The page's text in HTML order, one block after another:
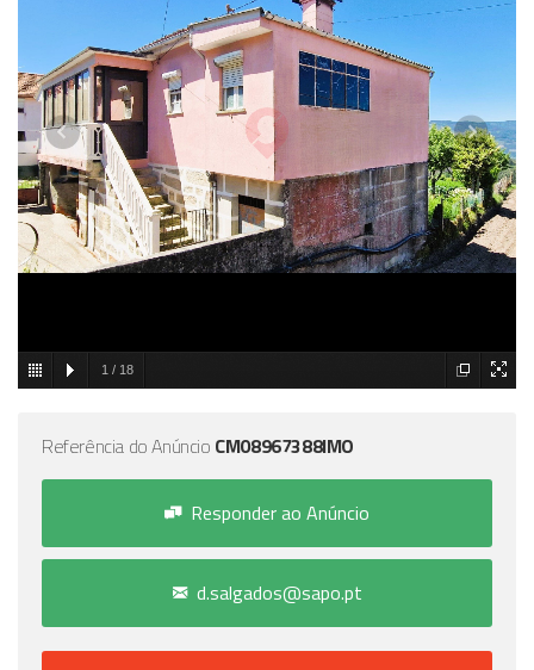
1 / 18
Referência do Anúncio CM08967388IMO
Responder ao Anúncio
d.salgados@sapo.pt